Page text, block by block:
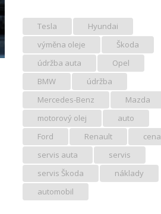
Tesla
Hyundai
výměna oleje
Škoda
údržba auta
Opel
BMW
údržba
Mercedes-Benz
Mazda
motorový olej
auto
Ford
Renault
cena
servis auta
servis
servis Škoda
náklady
automobil